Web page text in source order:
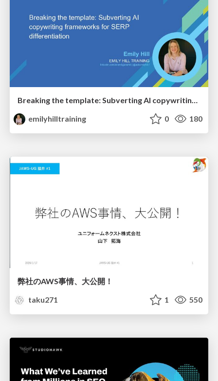
emilyhilltraining
0 180
弊社のAWS事情、大公開！
taku271
1 550